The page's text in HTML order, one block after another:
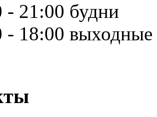
- 21:00 будни
- 18:00 выходные